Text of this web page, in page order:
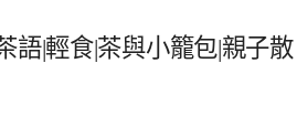
語|輕食|茶與小籠包|親子散